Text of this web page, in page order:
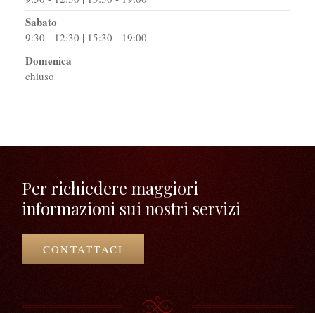
Sabato
9:30 - 12:30 | 15:30 - 19:00
Domenica
chiuso
Per richiedere maggiori
informazioni sui nostri servizi
CONTATTACI